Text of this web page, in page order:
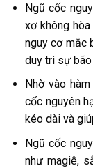
Ngũ cốc
xơ không
nguy cơ mắc
duy trì sự bão
Nhờ vào
cốc nguyên
kéo dài và
Ngũ cốc
như magiê,